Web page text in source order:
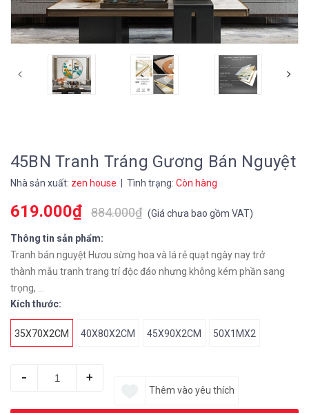
45BN Tranh Tráng Gương Bán Nguyệt
Nhà sản xuất: zen house | Tình trạng: Còn hàng
619.000₫ 884.000₫ (Giá chưa bao gồm VAT)
Thông tin sản phẩm:
Tranh bán nguyệt Hươu sừng hoa và lá rẻ quạt ngày nay trở
thành mẫu tranh trang trí độc đáo nhưng không kém phần sang
trọng, ...
Kích thước:
35X70X2CM 40X80X2CM 45X90X2CM 50X1MX2
- +
Thêm vào yêu thích